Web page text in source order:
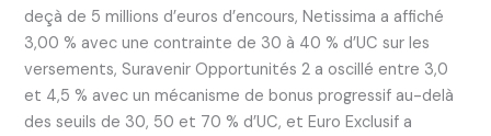
deçà de 5 millions d’euros d’encours, Netissima a affiché
3,00 % avec une contrainte de 30 à 40 % d’UC sur les
versements, Suravenir Opportunités 2 a oscillé entre 3,0
et 4,5 % avec un mécanisme de bonus progressif au-delà
des seuils de 30, 50 et 70 % d’UC, et Euro Exclusif a